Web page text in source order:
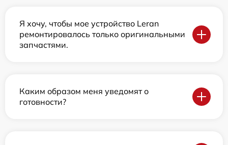
Я хочу, чтобы мое устройство Leran
ремонтировалось только оригинальными
запчастями.
Каким образом меня уведомят о
готовности?